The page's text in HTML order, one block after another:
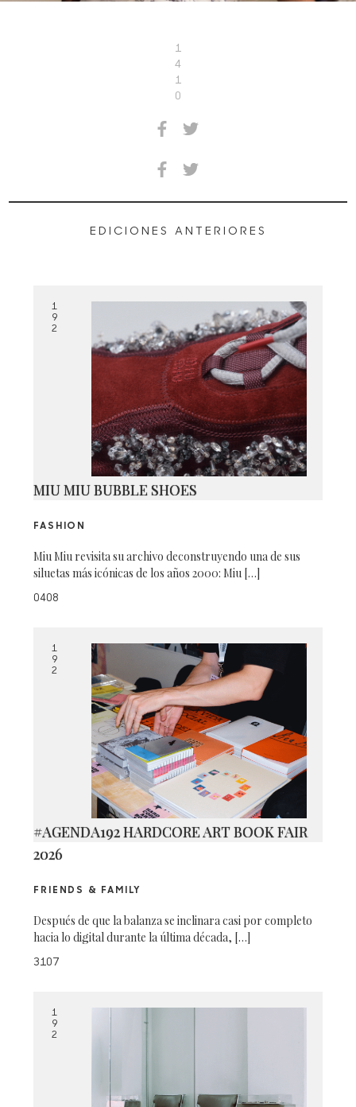
1
4
1
0
EDICIONES ANTERIORES
1
9
2
MIU MIU BUBBLE SHOES
FASHION
Miu Miu revisita su archivo deconstruyendo una de sus
siluetas más icónicas de los años 2000: Miu […]
0408
1
9
2
#AGENDA192 HARDCORE ART BOOK FAIR
2026
FRIENDS & FAMILY
Después de que la balanza se inclinara casi por completo
hacia lo digital durante la última década, […]
3107
1
9
2